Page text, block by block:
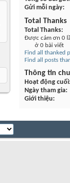
Gửi mỗi ngày
Total Thanks
Total Thanks
Được cám ơn 0
ở 0 bài viết
Find all thanked
Find all posts
Thông tin
Hoạt động cuối
Ngày tham gia
Giới thiệu